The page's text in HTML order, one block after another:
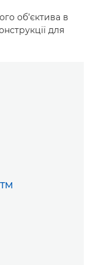
об’єктива в
для